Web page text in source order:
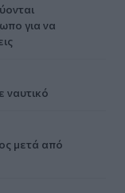
για να
ναυτικό
μετά από